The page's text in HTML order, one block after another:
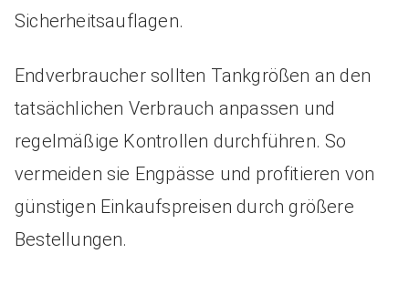
Sicherheitsauflagen.
Endverbraucher sollten Tankgrößen an den
tatsächlichen Verbrauch anpassen und
regelmäßige Kontrollen durchführen. So
vermeiden sie Engpässe und profitieren von
günstigen Einkaufspreisen durch größere
Bestellungen.